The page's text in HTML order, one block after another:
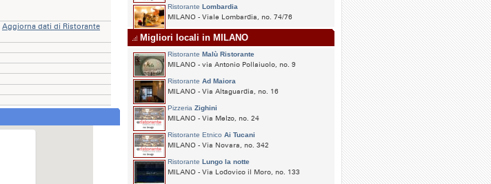
Aggiorna dati di Ristorante
Ristorante Lombardia
MILANO - Viale Lombardia, no. 74/76
Migliori locali in MILANO
Ristorante Malù Ristorante
MILANO - via Antonio Pollaiuolo, no. 9
Ristorante Ad Maiora
MILANO - Via Altaguardia, no. 16
Pizzeria Zighini
MILANO - Via Melzo, no. 24
Ristorante Etnico Ai Tucani
MILANO - Via Novara, no. 342
Ristorante Lungo la notte
MILANO - Via Lodovico il Moro, no. 133